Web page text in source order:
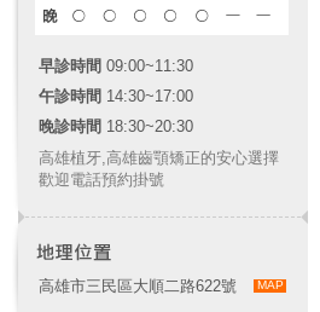
早診時間 09:00~11:30
午診時間 14:30~17:00
晚診時間 18:30~20:30
高雄植牙,高雄齒顎矯正的安心選擇
歡迎電話預約掛號
MAP
高雄市三民區大順二路622號